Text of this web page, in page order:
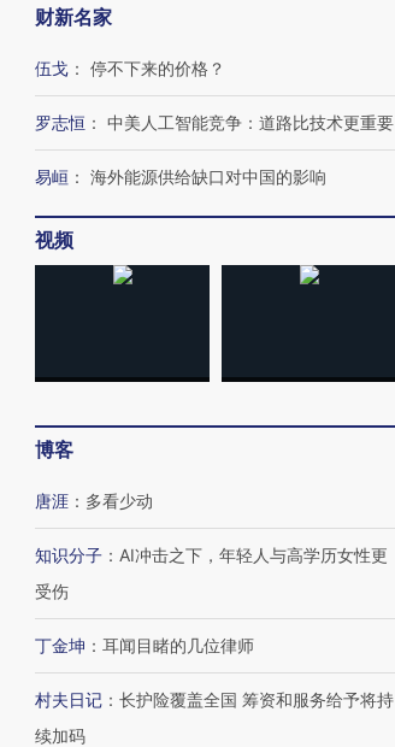
财新名家
伍戈 ： 停不下来的价格？
罗志恒 ： 中美人工智能竞争：道路比技术更重要
易峘 ： 海外能源供给缺口对中国的影响
视频
博客
唐涯 ： 多看少动
知识分子 ： AI冲击之下，年轻人与高学历女性更
受伤
丁金坤 ： 耳闻目睹的几位律师
村夫日记 ： 长护险覆盖全国 筹资和服务给予将持
续加码